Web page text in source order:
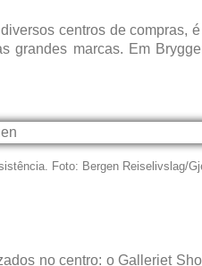
centros de compras,
grandes marcas. Em
Foto: Bergen Reiselivslag/
no centro: o Galleriet